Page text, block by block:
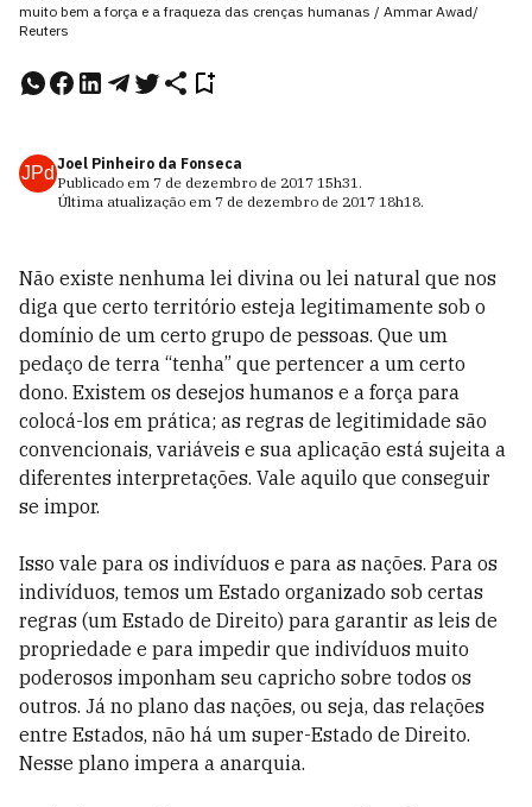
muito bem a força e a fraqueza das crenças humanas / Ammar Awad/
Reuters
JPd Joel Pinheiro da Fonseca
Publicado em 7 de dezembro de 2017 15h31.
Última atualização em 7 de dezembro de 2017 18h18.
Não existe nenhuma lei divina ou lei natural que nos
diga que certo território esteja legitimamente sob o
domínio de um certo grupo de pessoas. Que um
pedaço de terra “tenha” que pertencer a um certo
dono. Existem os desejos humanos e a força para
colocá-los em prática; as regras de legitimidade são
convencionais, variáveis e sua aplicação está sujeita a
diferentes interpretações. Vale aquilo que conseguir
se impor.
Isso vale para os indivíduos e para as nações. Para os
indivíduos, temos um Estado organizado sob certas
regras (um Estado de Direito) para garantir as leis de
propriedade e para impedir que indivíduos muito
poderosos imponham seu capricho sobre todos os
outros. Já no plano das nações, ou seja, das relações
entre Estados, não há um super-Estado de Direito.
Nesse plano impera a anarquia.